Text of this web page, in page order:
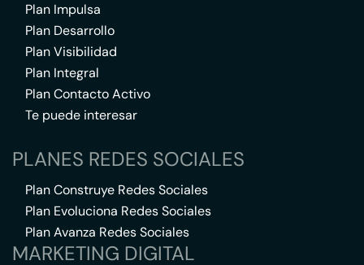
Plan Impulsa
Plan Desarrollo
Plan Visibilidad
Plan Integral
Plan Contacto Activo
Te puede interesar
PLANES REDES SOCIALES
Plan Construye Redes Sociales
Plan Evoluciona Redes Sociales
Plan Avanza Redes Sociales
MARKETING DIGITAL